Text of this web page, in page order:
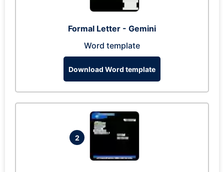
Formal Letter - Gemini
Word template
Download Word template
2